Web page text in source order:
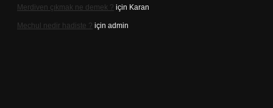
Merdiven çıkmak ne demek ? için Karan
Mechul nedir hadiste ? için admin